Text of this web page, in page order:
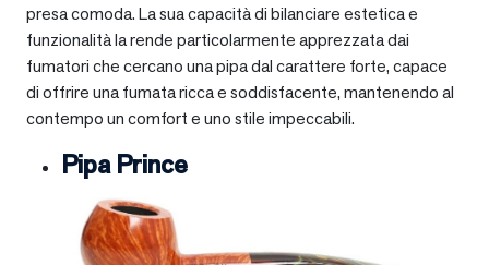
presa comoda. La sua capacità di bilanciare estetica e
funzionalità la rende particolarmente apprezzata dai
fumatori che cercano una pipa dal carattere forte, capace
di offrire una fumata ricca e soddisfacente, mantenendo al
contempo un comfort e uno stile impeccabili.
Pipa Prince